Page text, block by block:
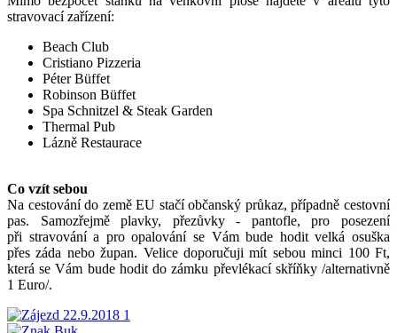
stravovací zařízení:
Beach Club
Cristiano Pizzeria
Péter Büffet
Robinson Büffet
Spa Schnitzel & Steak Garden
Thermal Pub
Lázně Restaurace
Co vzít sebou
Na cestování do země EU stačí občanský průkaz, případně cestovní
pas. Samozřejmě plavky, přezůvky - pantofle, pro posezení
při stravování a pro opalování se Vám bude hodit velká osuška
přes záda nebo župan. Velice doporučuji mít sebou minci 100 Ft,
která se Vám bude hodit do zámku převlékací skříňky /alternativně
1 Euro/.